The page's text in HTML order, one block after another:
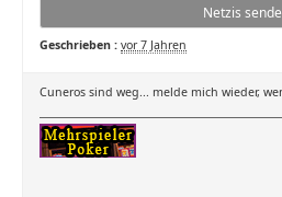
Netzis
Geschrieben : vor 7 Jahren
Cuneros sind weg... melde mich wieder,